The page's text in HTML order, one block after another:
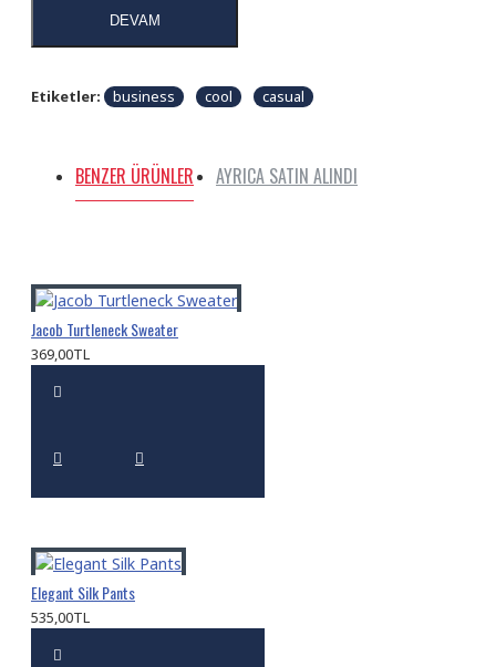
DEVAM
Etiketler: business cool casual
BENZER ÜRÜNLER AYRICA SATIN ALINDI
Jacob Turtleneck Sweater
369,00TL
Elegant Silk Pants
535,00TL